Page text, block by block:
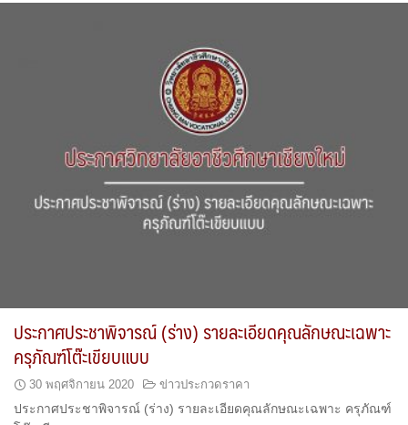
ประกาศประชาพิจารณ์ (ร่าง) รายละเอียดคุณลักษณะเฉพาะ
ครุภัณฑ์โต๊ะเขียบแบบ
30 พฤศจิกายน 2020 ข่าวประกวดราคา
ประกาศประชาพิจารณ์ (ร่าง) รายละเอียดคุณลักษณะเฉพาะ ครุภัณฑ์